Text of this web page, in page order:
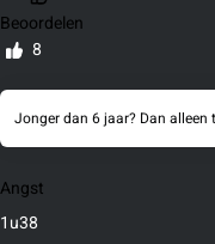
Beoordelen
8
Jonger dan 6 jaar? Dan alleen
Angst
1u38